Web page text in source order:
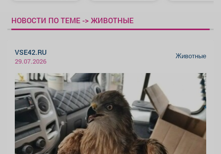
НОВОСТИ ПО ТЕМЕ -> ЖИВОТНЫЕ
VSE42.RU
29.07.2026
Животные